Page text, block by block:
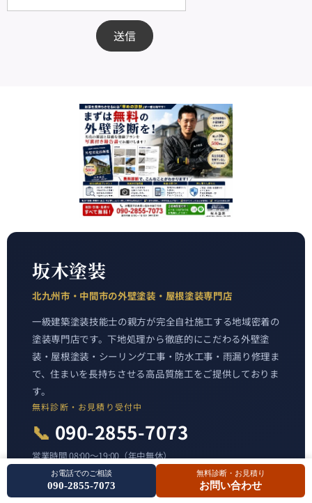
送信
坂木塗装
北九州市・中間市の外壁塗装・屋根塗装専門店
一級建築塗装技能士の親方が完全自社施工する地域密着の
塗装専門店です。下地処理から徹底的にこだわる外壁塗
装・屋根塗装・シーリング工事・防水工事・雨漏り修理ま
で、住まいを長持ちさせる高品質施工をご提供しておりま
す。
無料診断・お見積り受付中
📞 090-2855-7073
営業時間 08:00〜19:00（年中無休）
30秒で入力完了 無料診断を申し込む
お電話でのご相談
090-2855-7073
無料診断・お見積り
お問い合わせ